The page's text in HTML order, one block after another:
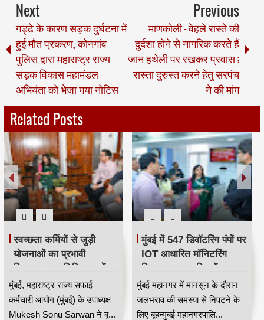
Next
गड्ढे के कारण सड़क दुर्घटना में
हुई मौत प्रकरण, कोनगांव
पुलिस द्वारा महाराष्ट्र राज्य
सड़क विकास महामंडल
अभियंता को भेजा गया नोटिस
Previous
माणकोली - वेहले रास्ते की
दुर्दशा होने से नागरिक करते हैं
जान हथेली पर रखकर प्रवास ;
रास्ता दुरुस्त करने हेतु सरपंच
ने की मांग
Related Posts
स्वच्छता कर्मियों से जुड़ी
योजनाओं का प्रभावी
क्रियान्वयन सुनिश्चित करें —
महाराष्ट्र राज्य सफाई
कर्मचारी आयोग के उपाध्यक्ष
मुकेश सोनू सरवान HKA
मुंबई, महाराष्ट्र राज्य सफाई
कर्मचारी आयोग (मुंबई) के उपाध्यक्ष
Mukesh Sonu Sarwan ने बृ...
मुंबई में 547 डिवॉटरिंग पंपों पर
IOT आधारित मॉनिटरिंग
सिस्टम लागू, बारिश में
जलभराव नियंत्रण होगा
अधिक प्रभावी
मुंबई महानगर में मानसून के दौरान
जलभराव की समस्या से निपटने के
लिए बृहन्मुंबई महानगरपालि...